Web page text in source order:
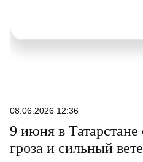
08.06.2026 12:36
9 июня в
гроза и сильный